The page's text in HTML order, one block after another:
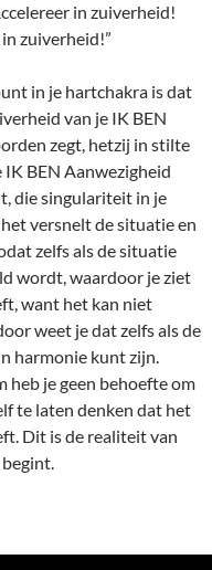
in zuiverheid!
zuiverheid!”
in je hartchakra is dat
van je IK BEN
zegt, hetzij in stilte
BEN Aanwezigheid
die singulariteit in je
versnelt de situatie en
zelfs als de situatie
wordt, waardoor je ziet
want het kan niet
weet je dat zelfs als de
harmonie kunt zijn.
heb je geen behoefte om
te laten denken dat het
Dit is de realiteit van